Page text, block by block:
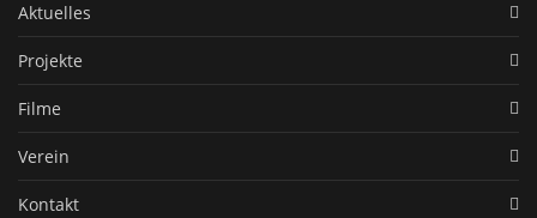
Aktuelles
Projekte
Filme
Verein
Kontakt